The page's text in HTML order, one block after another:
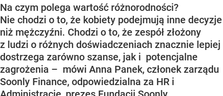
Na czym polega wartość różnorodności?
Nie chodzi o to, że kobiety podejmują inne decyzje
niż mężczyźni. Chodzi o to, że zespół złożony
z ludzi o różnych doświadczeniach znacznie lepiej
dostrzega zarówno szanse, jak i potencjalne
zagrożenia – mówi Anna Panek, członek zarządu
Soonly Finance, odpowiedzialna za HR i